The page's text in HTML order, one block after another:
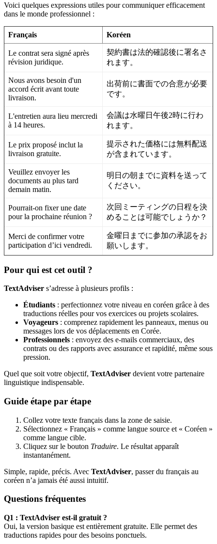
Voici quelques expressions utiles pour communiquer efficacement
dans le monde professionnel :
Français Koréen
Le contrat sera signé après
révision juridique.
契約書は法的確認後に署名さ
れます。
Nous avons besoin d'un
accord écrit avant toute
livraison.
出荷前に書面での合意が必要
です。
L'entretien aura lieu mercredi
à 14 heures.
会議は水曜日午後2時に行わ
れます。
Le prix proposé inclut la
livraison gratuite.
提示された価格には無料配送
が含まれています。
Veuillez envoyer les
documents au plus tard
demain matin.
明日の朝までに資料を送って
ください。
Pourrait-on fixer une date
pour la prochaine réunion ?
次回ミーティングの日程を決
めることは可能でしょうか？
Merci de confirmer votre
participation d’ici vendredi.
金曜日までに参加の承認をお
願いします。
Pour qui est cet outil ?
TextAdviser s’adresse à plusieurs profils :
Étudiants : perfectionnez votre niveau en coréen grâce à des
traductions réelles pour vos exercices ou projets scolaires.
Voyageurs : comprenez rapidement les panneaux, menus ou
messages lors de vos déplacements en Corée.
Professionnels : envoyez des e-mails commerciaux, des
contrats ou des rapports avec assurance et rapidité, même sous
pression.
Quel que soit votre objectif, TextAdviser devient votre partenaire
linguistique indispensable.
Guide étape par étape
Collez votre texte français dans la zone de saisie.
Sélectionnez « Français » comme langue source et « Coréen »
comme langue cible.
Cliquez sur le bouton Traduire. Le résultat apparaît
instantanément.
Simple, rapide, précis. Avec TextAdviser, passer du français au
coréen n’a jamais été aussi intuitif.
Questions fréquentes
Q1 : TextAdviser est-il gratuit ?
Oui, la version basique est entièrement gratuite. Elle permet des
traductions rapides pour des besoins ponctuels.